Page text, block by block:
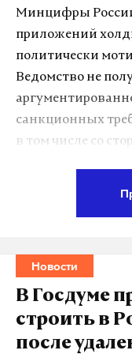
Макс
Дзен
#франция #
Минцифры России
приложений
политически
Ведомство не
санкционных
в том числе со
полностью
функции
используются
рисках
Новости
В Госдуме
строить в
после